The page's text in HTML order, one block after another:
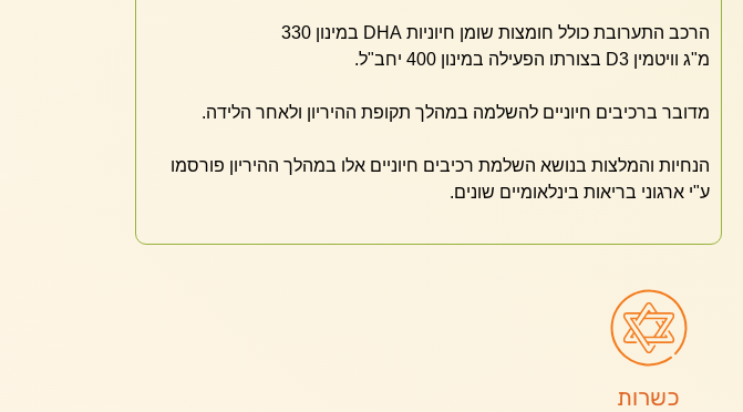
הרכב התערובת כולל חומצות שומן חיוניות DHA במינון 330
מ"ג וויטמין D3 בצורתו הפעילה במינון 400 יחב"ל.
מדובר ברכיבים חיוניים להשלמה במהלך תקופת ההיריון ולאחר הלידה.
הנחיות והמלצות בנושא השלמת רכיבים חיוניים אלו במהלך ההיריון פורסמו
ע"י ארגוני בריאות בינלאומיים שונים.
כשרות